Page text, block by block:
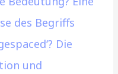
des Begriffs
Die
und